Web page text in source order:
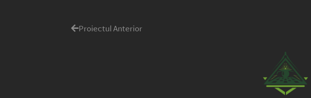
Proiectul Anterior